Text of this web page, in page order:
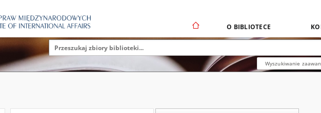
O BIBLIOTECE
Wyszukiwanie